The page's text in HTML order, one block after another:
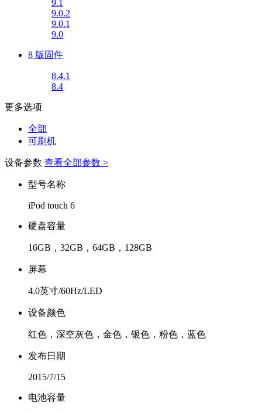
9.1
9.0.2
9.0.1
9.0
8 版固件
8.4.1
8.4
更多选项
全部
可刷机
设备参数 查看全部参数 >
型号名称
iPod touch 6
硬盘容量
16GB，32GB，64GB，128GB
屏幕
4.0英寸/60Hz/LED
设备颜色
红色，深空灰色，金色，银色，粉色，蓝色
发布日期
2015/7/15
电池容量